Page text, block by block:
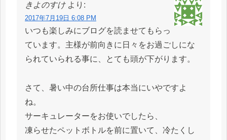
きよのすけ より:
2017年7月19日 6:08 PM
いつも楽しみにブログを読ませてもらっ
ています。主様が前向きに日々をお過ごしにな
られていられる事に、とても頭が下がります。
さて、暑い中の台所仕事は本当にいやですよ
ね。
サーキュレーターをお使いでしたら、
凍らせたペットボトルを前に置いて、冷たくし